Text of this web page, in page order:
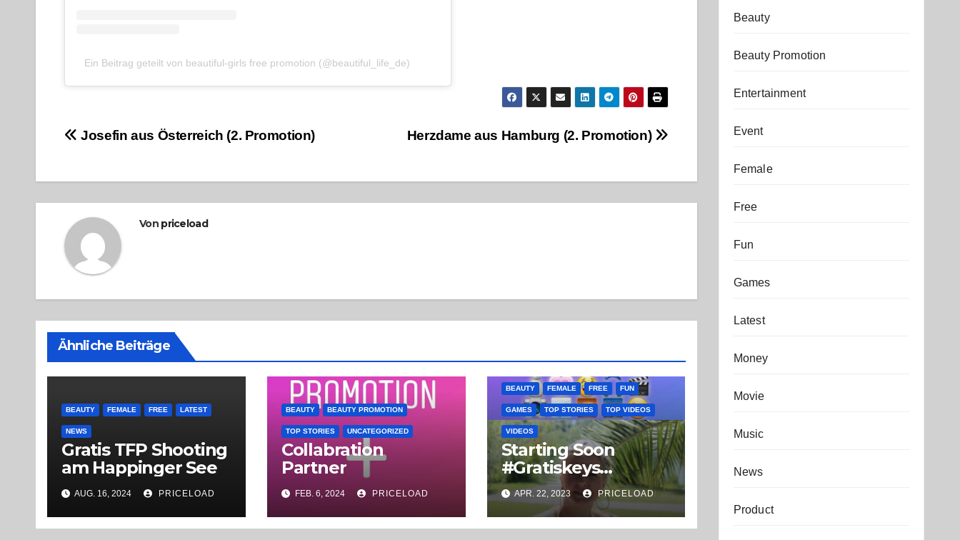
Ein Beitrag geteilt von beautiful-girls free promotion (@beautiful_life_de)
Beitragsnavigation Herzdame aus Hamburg (2. Promotion)
Josefin aus Österreich (2. Promotion)
Von priceload
Ähnliche Beiträge
BEAUTY FEMALE FREE LATEST
NEWS
Gratis TFP Shooting
am Happinger See
AUG. 16, 2024 PRICELOAD
BEAUTY BEAUTY PROMOTION
TOP STORIES UNCATEGORIZED
Collabration
Partner
FEB. 6, 2024 PRICELOAD
BEAUTY FEMALE FREE FUN
GAMES TOP STORIES TOP VIDEOS
VIDEOS
Starting Soon
#Gratiskeys
#steamkeys
#gamekeys
APR. 22, 2023 PRICELOAD
Beauty
Beauty Promotion
Entertainment
Event
Female
Free
Fun
Games
Latest
Money
Movie
Music
News
Product